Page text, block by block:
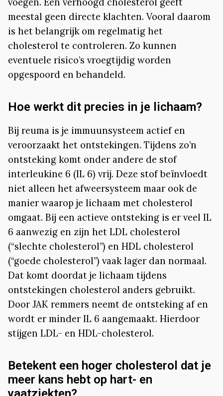
meestal geen directe klachten. Vooral daarom
is het belangrijk om regelmatig het
cholesterol te controleren. Zo kunnen
eventuele risico’s vroegtijdig worden
opgespoord en behandeld.
Hoe werkt dit precies in je lichaam?
Bij reuma is je immuunsysteem actief en
veroorzaakt het ontstekingen. Tijdens zo’n
ontsteking komt onder andere de stof
interleukine 6 (IL 6) vrij. Deze stof beïnvloedt
niet alleen het afweersysteem maar ook de
manier waarop je lichaam met cholesterol
omgaat. Bij een actieve ontsteking is er veel IL
6 aanwezig en zijn het LDL cholesterol
(“slechte cholesterol”) en HDL cholesterol
(“goede cholesterol”) vaak lager dan normaal.
Dat komt doordat je lichaam tijdens
ontstekingen cholesterol anders gebruikt.
Door JAK remmers neemt de ontsteking af en
wordt er minder IL 6 aangemaakt. Hierdoor
stijgen LDL- en HDL-cholesterol.
Betekent een hoger cholesterol dat je
meer kans hebt op hart- en